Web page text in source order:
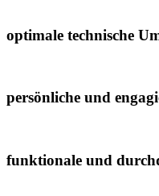
optimale technische
persönliche und
funktionale und